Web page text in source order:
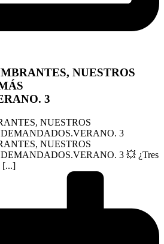
NUESTROS
3
NUESTROS
3
NUESTROS
3 💥 ¿Tres
[...]